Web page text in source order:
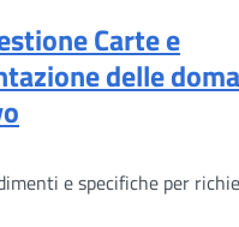
Carte e
delle
e specifiche per